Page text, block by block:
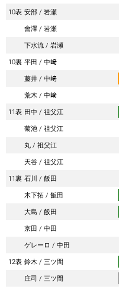
10表 安部 岩瀬
會澤
岩瀬
下水流
岩瀬
10裏 平田 中﨑
藤井
中﨑
荒木
中﨑
11表 田中 祖父江
菊池
祖父江
丸
祖父江
天谷
祖父江
11裏 石川 飯田
木下拓
飯田
大島
飯田
京田
中田
ゲレーロ
中田
12表 鈴木 三ツ間
庄司
三ツ間